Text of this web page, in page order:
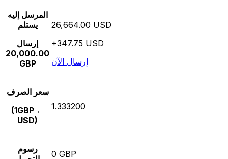
المرسل إليه
يستلم
إرسال
20,000.00
GBP
26,664.00 USD
+347.75 USD
إرسال الآن
سعر الصرف
(1GBP ←
USD)
1.333200
رسوم
0 GBP